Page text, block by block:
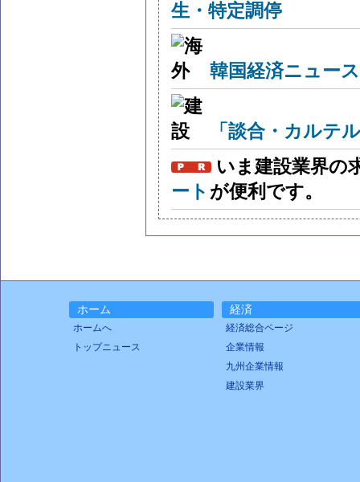
生・特定調停
韓国経済ニュー
「談合・カルテ
いま建設業界の
ート が便利です。
ホーム
ホームへ
トップニュース
経済
経済総合ページ
企業情報
九州企業情報
建設業界